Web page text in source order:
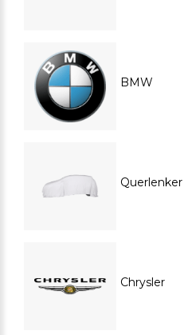
BMW
Querlenker
Chrysler